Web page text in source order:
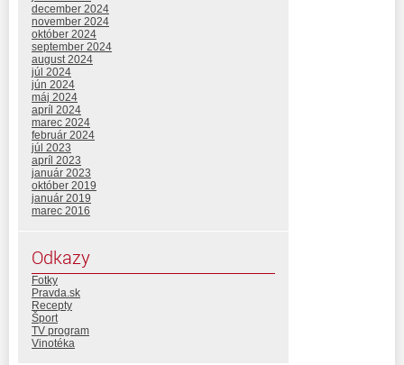
december 2024
november 2024
október 2024
september 2024
august 2024
júl 2024
jún 2024
máj 2024
apríl 2024
marec 2024
február 2024
júl 2023
apríl 2023
január 2023
október 2019
január 2019
marec 2016
Odkazy
Fotky
Pravda.sk
Recepty
Šport
TV program
Vinotéka